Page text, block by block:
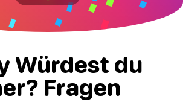
Würdest du
Fragen